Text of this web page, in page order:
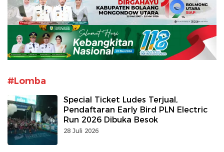
#Lomba
Special Ticket Ludes Terjual,
Pendaftaran Early Bird PLN Electric
Run 2026 Dibuka Besok
28 Juli 2026